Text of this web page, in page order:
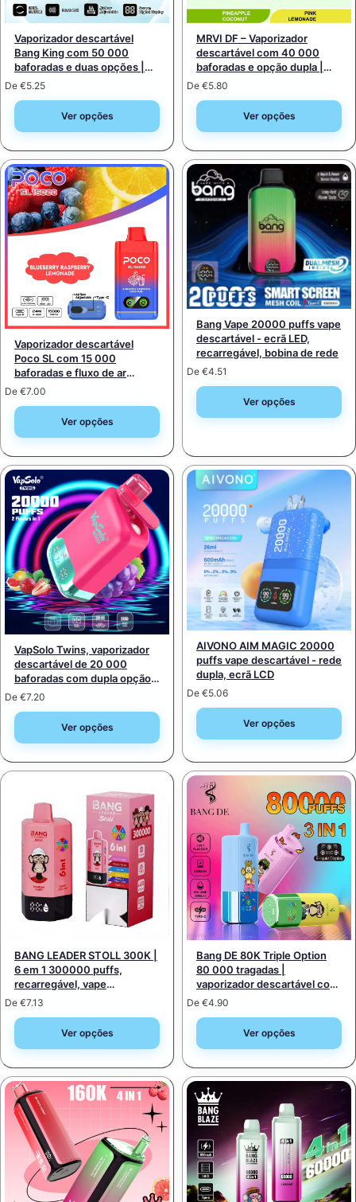
Vaporizador descartável
Bang King com 50 000
baforadas e duas opções |
Capacidade de 50 ml, opção
De €5.25
Ver opções
MRVI DF – Vaporizador
descartável com 40 000
baforadas e opção dupla |
Sistema 2 em 1, capacidade
De €5.80
Ver opções
Vaporizador descartável
Poco SL com 15 000
baforadas e fluxo de ar
ajustável – recarregável com
5%)
De €7.00
Ver opções
Bang Vape 20000 puffs vape
descartável - ecrã LED,
recarregável, bobina de rede
De €4.51
Ver opções
VapSolo Twins, vaporizador
descartável de 20 000
baforadas com dupla opção –
recarregável com ecrã
De €7.20
Ver opções
AIVONO AIM MAGIC 20000
puffs vape descartável - rede
dupla, ecrã LCD
De €5.06
Ver opções
BANG LEADER STOLL 300K |
6 em 1 300000 puffs,
recarregável, vape
descartável a granel
De €7.13
Ver opções
Bang DE 80K Triple Option
80 000 tragadas |
vaporizador descartável com
opção ajustável, ecrã LCD e
De €4.90
Ver opções